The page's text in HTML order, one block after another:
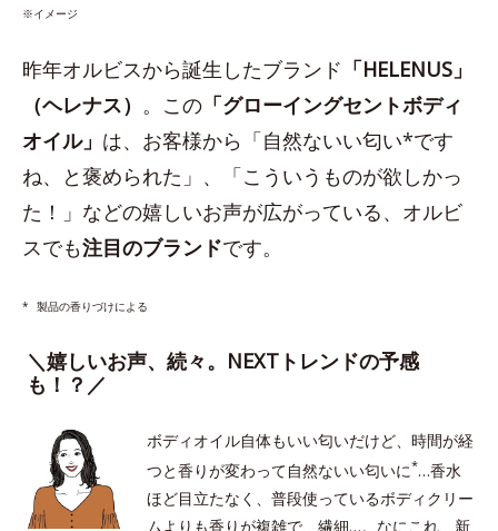
※イメージ
昨年オルビスから誕生したブランド 「HELENUS」
（ヘレナス） 。この 「グローイングセントボディ
オイル」 は、お客様から「自然ないい匂い*です
ね、と褒められた」、「こういうものが欲しかっ
た！」などの嬉しいお声が広がっている、オルビ
スでも注目のブランドです。
* 製品の香りづけによる
＼嬉しいお声、続々。NEXTトレンドの予感
も！？／
ボディオイル自体もいい匂いだけど、時間が経
つと香りが変わって自然ないい匂いに*…香水
ほど目立たなく、普段使っているボディクリー
ムよりも香りが複雑で、繊細…。なにこれ、新